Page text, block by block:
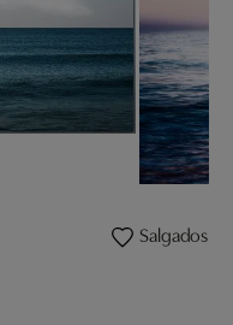
Salgados